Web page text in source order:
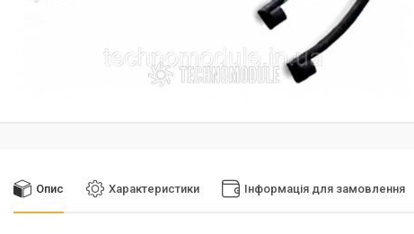
Опис Характеристики Інформація для замовлення